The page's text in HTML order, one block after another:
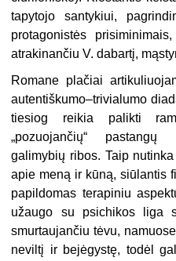
tapytojo santykiui,
protagonistės
atrakinančiu V. dabartį,
Romane plačiai
autentiškumo–trivialumo
tiesiog reikia palikti
„pozuojančių“ pastangų
galimybių ribos. Taip
apie meną ir kūną, siūlantis
papildomas terapiniu
užaugo su psichikos liga
smurtaujančiu tėvu,
neviltį ir bejėgystę, todėl